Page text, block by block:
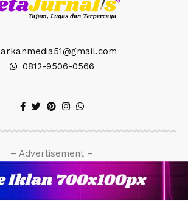
arkanmedia51@gmail.com
0812-9506-0566
– Advertisement –